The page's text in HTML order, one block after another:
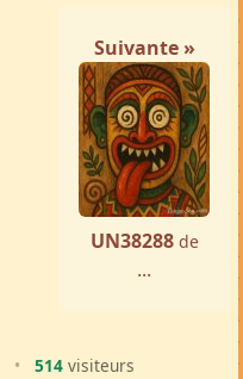
Suivante »
UN38288 de
...
• 514 visiteurs